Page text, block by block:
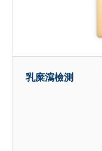
乳糜瀉檢測